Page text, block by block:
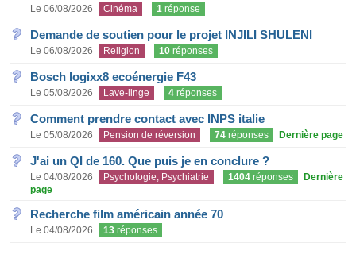
Le 06/08/2026 Cinéma 1 réponse
Demande de soutien pour le projet INJILI SHULENI
Le 06/08/2026 Religion 10 réponses
Bosch logixx8 ecoénergie F43
Le 05/08/2026 Lave-linge 4 réponses
Comment prendre contact avec INPS italie
Le 05/08/2026 Pension de réversion 74 réponses Dernière page
J'ai un QI de 160. Que puis je en conclure ?
Le 04/08/2026 Psychologie, Psychiatrie 1404 réponses
Dernière
page
Recherche film américain année 70
Le 04/08/2026 13 réponses